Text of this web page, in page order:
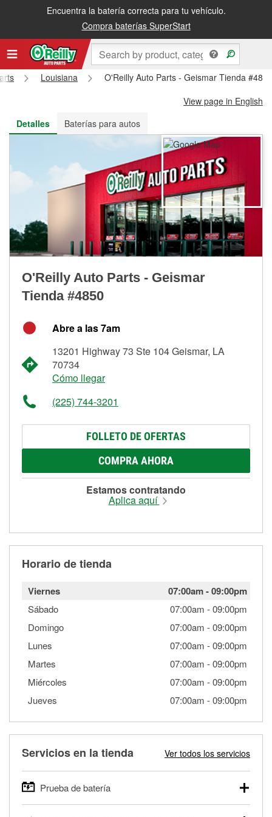
Encuentra la batería correcta para tu vehículo.
Compra baterías SuperStart
Recibe tu orden gratis al día siguiente o recógela en la tienda
Louisiana
O'Reilly Auto Parts - Geismar Tienda
View page in English
Detalles
Baterías para autos
O'Reilly Auto Parts - Geismar
Tienda #4850
Abre a las 7am
13201 Highway 73 Ste 104 Geismar, LA
70734
Cómo llegar
(225) 744-3201
FOLLETO DE OFERTAS
COMPRA AHORA
Estamos contratando
Aplica aquí
Horario de tienda
Viernes 07:00am-09:00pm
Sábado 07:00am -09:00pm
Domingo
07:00am -09:00pm
Lunes
07:00am -09:00pm
Martes
07:00am -09:00pm
Miércoles
07:00am -09:00pm
Jueves
07:00am -09:00pm
Servicios en la tienda Ver todos los servicios
Prueba de batería